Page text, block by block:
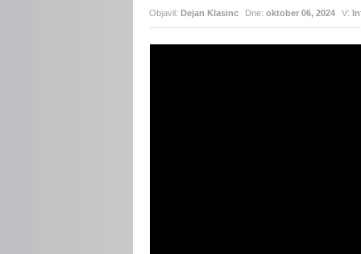
Objavil:Dejan Klasinc Dne:oktober 06, 2024 V: